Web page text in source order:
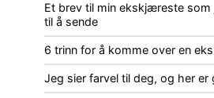
Et brev til min ekskjæreste som
til å sende
6 trinn for å komme over en
Jeg sier farvel til deg, og her er